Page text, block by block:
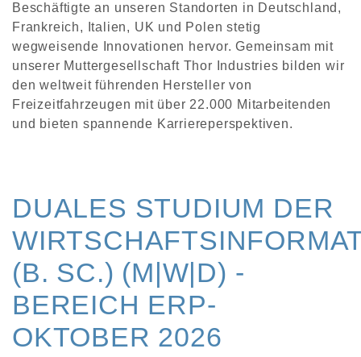
Beschäftigte an unseren Standorten in Deutschland,
Frankreich, Italien, UK und Polen stetig
wegweisende Innovationen hervor. Gemeinsam mit
unserer Muttergesellschaft Thor Industries bilden wir
den weltweit führenden Hersteller von
Freizeitfahrzeugen mit über 22.000 Mitarbeitenden
und bieten spannende Karriereperspektiven.
DUALES STUDIUM DER
(B. SC.) (M|W|D) -
BEREICH ERP-
OKTOBER 2026